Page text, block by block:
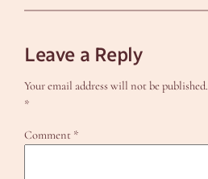
Leave a Reply
Your email address will not be published.
*
Comment *